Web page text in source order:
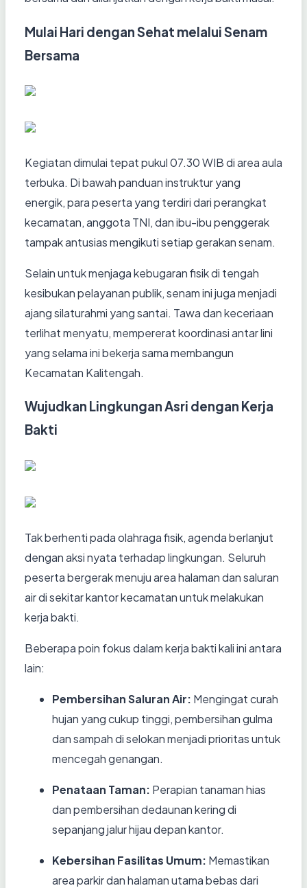
Mulai Hari dengan Sehat melalui Senam
Bersama
Kegiatan dimulai tepat pukul 07.30 WIB di area aula
terbuka. Di bawah panduan instruktur yang
energik, para peserta yang terdiri dari perangkat
kecamatan, anggota TNI, dan ibu-ibu penggerak
tampak antusias mengikuti setiap gerakan senam.
Selain untuk menjaga kebugaran fisik di tengah
kesibukan pelayanan publik, senam ini juga menjadi
ajang silaturahmi yang santai. Tawa dan keceriaan
terlihat menyatu, mempererat koordinasi antar lini
yang selama ini bekerja sama membangun
Kecamatan Kalitengah.
Wujudkan Lingkungan Asri dengan Kerja
Bakti
Tak berhenti pada olahraga fisik, agenda berlanjut
dengan aksi nyata terhadap lingkungan. Seluruh
peserta bergerak menuju area halaman dan saluran
air di sekitar kantor kecamatan untuk melakukan
kerja bakti.
Beberapa poin fokus dalam kerja bakti kali ini antara
lain:
Pembersihan Saluran Air: Mengingat curah
hujan yang cukup tinggi, pembersihan gulma
dan sampah di selokan menjadi prioritas untuk
mencegah genangan.
Penataan Taman: Perapian tanaman hias
dan pembersihan dedaunan kering di
sepanjang jalur hijau depan kantor.
Kebersihan Fasilitas Umum: Memastikan
area parkir dan halaman utama bebas dari